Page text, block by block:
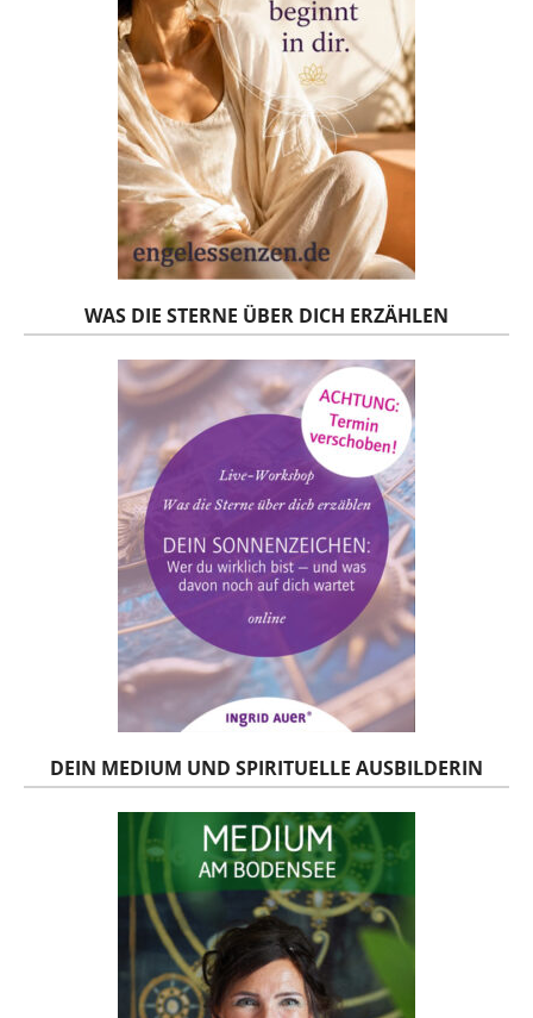
WAS DIE STERNE ÜBER DICH ERZÄHLEN
DEIN MEDIUM UND SPIRITUELLE AUSBILDERIN